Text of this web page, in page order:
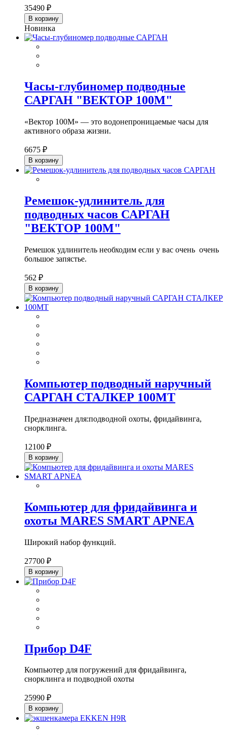
35490 ₽
В корзину
Новинка
Часы-глубиномер подводные
САРГАН "ВЕКТОР 100М"
«Вектор 100М» — это водонепроницаемые часы для
активного образа жизни.
6675 ₽
В корзину
Ремешок-удлинитель для
подводных часов САРГАН
"ВЕКТОР 100М"
Ремешок удлинитель необходим если у вас очень очень
большое запястье.
562 ₽
В корзину
Компьютер подводный наручный
САРГАН СТАЛКЕР 100МТ
Предназначен для:подводной охоты, фридайвинга,
снорклинга.
12100 ₽
В корзину
Компьютер для фридайвинга и
охоты MARES SMART APNEA
Широкий набор функций.
27700 ₽
В корзину
Прибор D4F
Компьютер для погружений для фридайвинга,
cнорклинга и подводной охоты
25990 ₽
В корзину